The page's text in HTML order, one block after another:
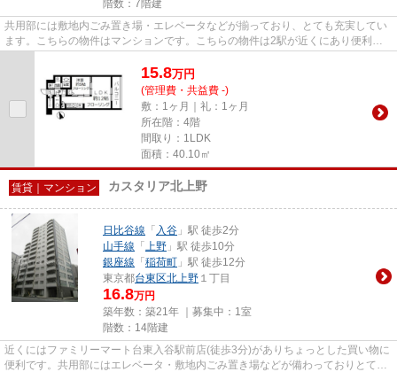
階数：7階建
共用部には敷地内ごみ置き場・エレベータなどが揃っており、とても充実してい
ます。こちらの物件はマンションです。こちらの物件は2駅が近くにあり便利で
15.8万円
(管理費・共益費 -)
敷：1ヶ月｜礼：1ヶ月
所在階：4階
間取り：1LDK
面積：40.10㎡
賃貸｜マンション カスタリア北上野
日比谷線 「 入谷 」駅 徒歩2分
山手線 「 上野 」駅 徒歩10分
銀座線 「 稲荷町 」駅 徒歩12分
東京都台東区北上野 １丁目
16.8万円
築年数：築21年 ｜募集中： 1室
階数：14階建
近くにはファミリーマート台東入谷駅前店(徒歩3分)がありちょっとした買い物に
便利です。共用部にはエレベータ・敷地内ごみ置き場などが備わっておりとても